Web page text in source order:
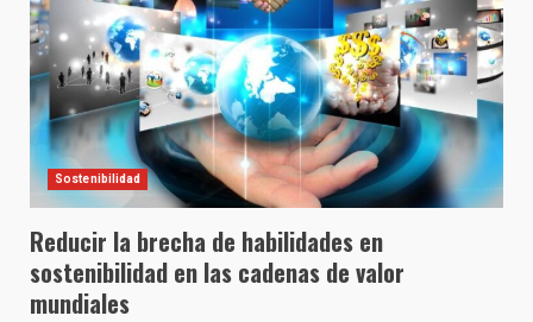
Sostenibilidad
Reducir la brecha de habilidades en
sostenibilidad en las cadenas de valor
mundiales